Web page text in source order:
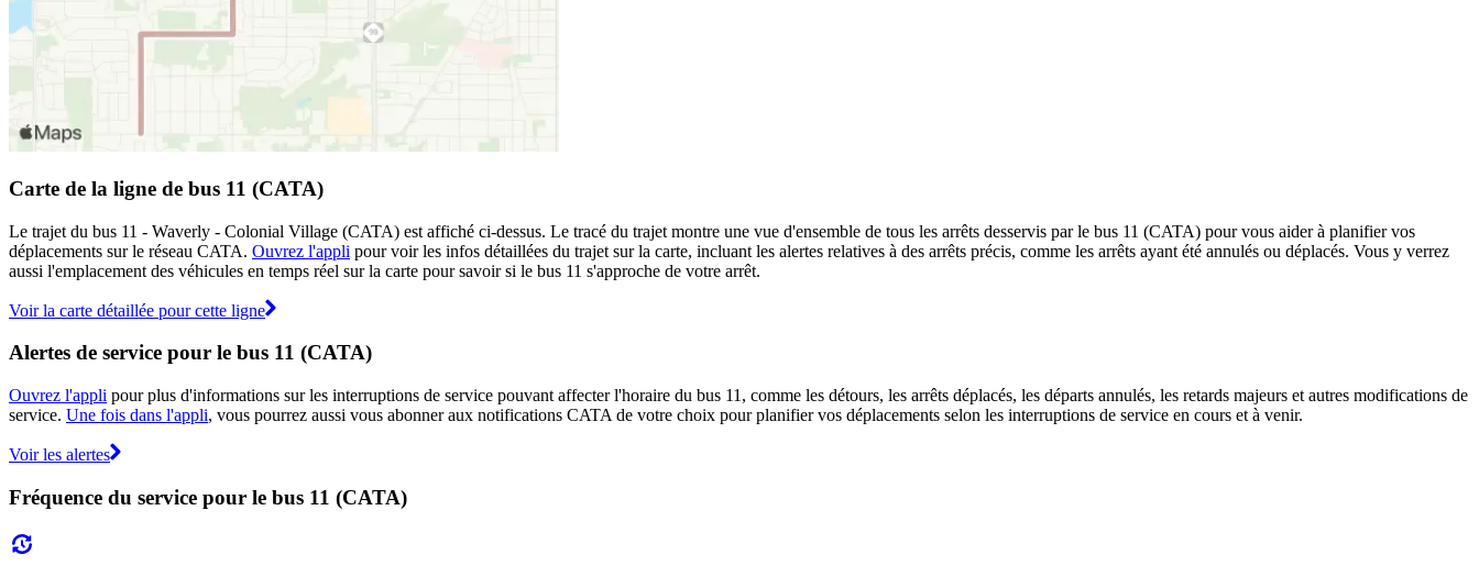
Carte de la ligne de bus 11 (CATA)
Le trajet du bus 11 - Waverly - Colonial Village (CATA) est affiché ci-dessus. Le tracé du trajet montre une vue d'ensemble de tous les arrêts desservis par le bus 11 (CATA) pour vous aider à planifier vos
déplacements sur le réseau CATA. Ouvrez l'appli pour voir les infos détaillées du trajet sur la carte, incluant les alertes relatives à des arrêts précis, comme les arrêts ayant été annulés ou déplacés. Vous y verrez
aussi l'emplacement des véhicules en temps réel sur la carte pour savoir si le bus 11 s'approche de votre arrêt.
Voir la carte détaillée pour cette ligne
Alertes de service pour le bus 11 (CATA)
Ouvrez l'appli pour plus d'informations sur les interruptions de service pouvant affecter l'horaire du bus 11, comme les détours, les arrêts déplacés, les départs annulés, les retards majeurs et autres modifications de
service. Une fois dans l'appli, vous pourrez aussi vous abonner aux notifications CATA de votre choix pour planifier vos déplacements selon les interruptions de service en cours et à venir.
Voir les alertes
Fréquence du service pour le bus 11 (CATA)